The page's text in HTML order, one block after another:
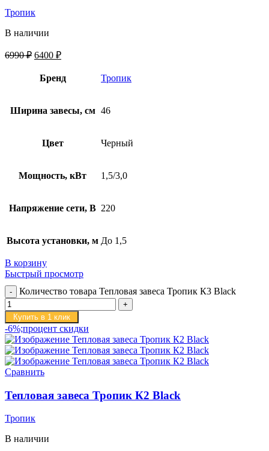
Тропик
В наличии
6990₽ 6400 ₽
Бренд Тропик
Ширина завесы, см 46
Цвет Черный
Мощность, кВт 1,5/3,0
Напряжение сети, В 220
Высота установки, м До 1,5
В корзину
Быстрый просмотр
Количество товара Тепловая завеса Тропик К3 Black
Купить в 1 клик
-6%;процент скидки
Сравнить
Тепловая завеса Тропик К2 Black
Тропик
В наличии